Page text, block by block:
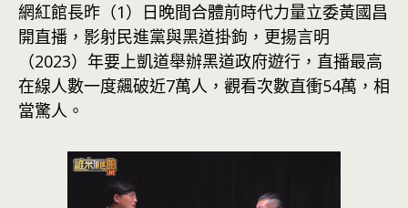
網紅館長昨（1）日晚間合體前時代力量立委黃國昌
開直播，影射民進黨與黑道掛鉤，更揚言明
（2023）年要上凱道舉辦黑道政府遊行，直播最高
在線人數一度飆破近7萬人，觀看次數直衝54萬，相
當驚人。